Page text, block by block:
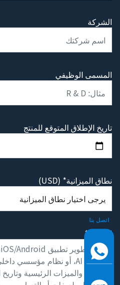
اتصل بنا
الشركة
المسمى الوظيفي
تاريخ الإطلاق المتوقع للمنتج
نطاق الميزانية* (USD)
الوصف*